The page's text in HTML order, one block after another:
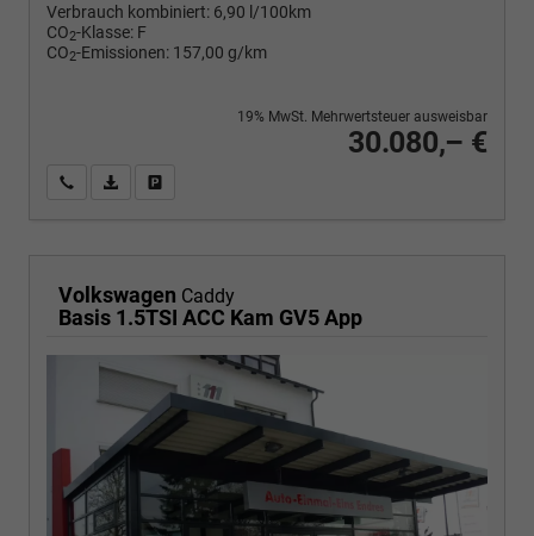
Verbrauch kombiniert: 6,90 l/100km
CO2-Klasse: F
CO2-Emissionen: 157,00 g/km
30.080,– €
19% MwSt. Mehrwertsteuer ausweisbar
Wir rufen Sie anPDF-Fahrzeugexposé drucken
Volkswagen Caddy
Basis 1.5TSI ACC Kam GV5 App